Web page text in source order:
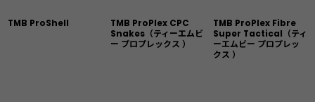
TMB ProShell
TMB ProPlex CPC
Snakes（ティーエムビ
ー プロプレックス ）
TMB ProPlex Fibre
Super Tactical（ティ
ーエムビー プロプレッ
クス ）